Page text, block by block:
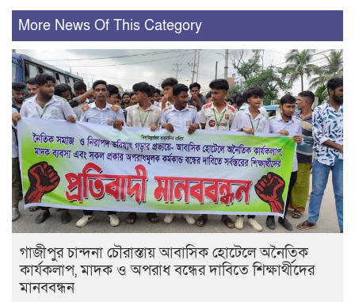
More News Of This Category
গাজীপুর চান্দনা চৌরাস্তায় আবাসিক হোটেলে অনৈতিক
কার্যকলাপ, মাদক ও অপরাধ বন্ধের দাবিতে শিক্ষার্থীদের
মানববন্ধন